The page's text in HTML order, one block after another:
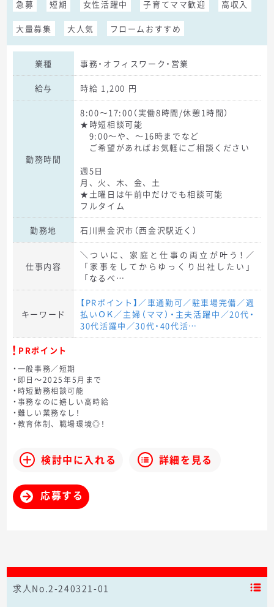
急募 短期 女性活躍中 子育てママ歓迎 高収入
大量募集 大人気 フロームおすすめ
業種 事務・オフィスワーク・営業
給与 時給 1,200 円
勤務時間
8:00～17:00（実働8時間/休憩1時間）
★時短相談可能
9:00～や、～16時までなど
ご希望があればお気軽にご相談ください
週5日
月、火、木、金、土
★土曜日は午前中だけでも相談可能
フルタイム
勤務地 石川県金沢市（西金沢駅近く）
仕事内容
＼ついに、家庭と仕事の両立が叶う！／
「家事をしてからゆっくり出社したい」
「なるべ…
キーワード
【PRポイント】／車通勤可／駐車場完備／週
払いＯＫ／主婦（ママ）・主夫活躍中／20代・
30代活躍中／30代・40代活…
PRポイント
・一般事務／短期
・即日～2025年5月まで
・時短勤務相談可能
・事務なのに嬉しい高時給
・難しい業務なし！
・教育体制、職場環境◎！
検討中に入れる 詳細を見る
応募する
求人No.2-240321-01